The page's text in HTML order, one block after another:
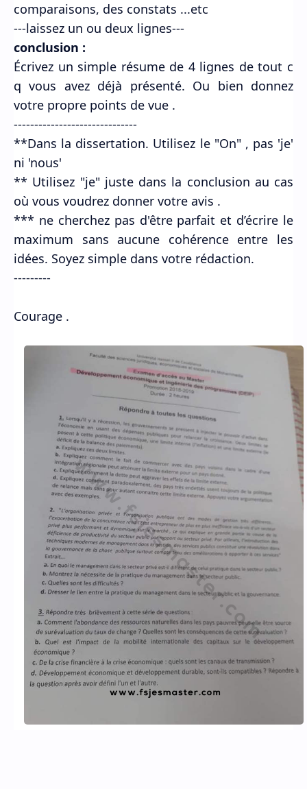
comparaisons, des constats ...etc
---laissez un ou deux lignes---
conclusion :
Écrivez un simple résume de 4 lignes de tout c
q vous avez déjà présenté. Ou bien donnez
votre propre points de vue .
------------------------------
**Dans la dissertation. Utilisez le "On" , pas 'je'
ni 'nous'
** Utilisez "je" juste dans la conclusion au cas
où vous voudrez donner votre avis .
*** ne cherchez pas d'être parfait et d’écrire le
maximum sans aucune cohérence entre les
idées. Soyez simple dans votre rédaction.
---------
Courage .